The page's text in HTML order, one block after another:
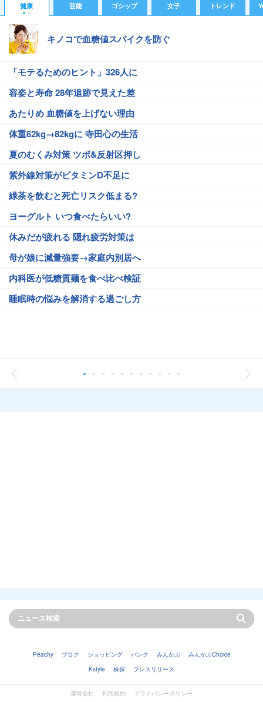
健康 芸能 ゴシップ 女子 トレンド
キノコで血糖値スパイクを防ぐ
「モテるためのヒント」326人に
容姿と寿命 28年追跡で見えた差
あたりめ 血糖値を上げない理由
体重62kg→82kgに 寺田心の生活
夏のむくみ対策 ツボ&反射区押し
紫外線対策がビタミンD不足に
緑茶を飲むと死亡リスク低まる?
ヨーグルト いつ食べたらいい?
休みだが疲れる 隠れ疲労対策は
母が娘に減量強要→家庭内別居へ
内科医が低糖質麺を食べ比べ検証
睡眠時の悩みを解消する過ごし方
Peachy ブログ ショッピング バンク みんかぶ
みんかぶChoice
Kstyle
株探 プレスリリース
運営会社 利用規約 プライバシーポリシー